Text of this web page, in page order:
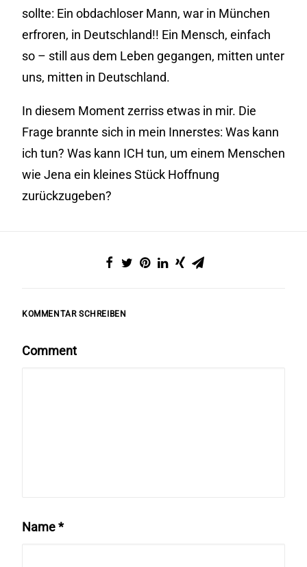
sollte: Ein obdachloser Mann, war in München
erfroren, in Deutschland!! Ein Mensch, einfach
so – still aus dem Leben gegangen, mitten unter
uns, mitten in Deutschland.
In diesem Moment zerriss etwas in mir. Die
Frage brannte sich in mein Innerstes: Was kann
ich tun? Was kann ICH tun, um einem Menschen
wie Jena ein kleines Stück Hoffnung
zurückzugeben?
KOMMENTAR SCHREIBEN
Comment
Name*